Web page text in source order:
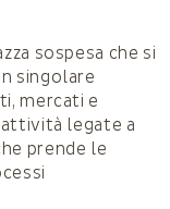
sospesa che si
singolare
mercati e
legate a
prende le